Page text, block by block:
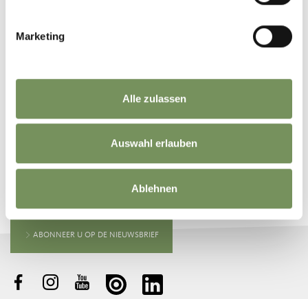
Marketing
Alle zulassen
Auswahl erlauben
Ablehnen
contributors
BLIJF OP DE HOOGTE MET ONS
ABONNEER U OP DE NIEUWSBRIEF